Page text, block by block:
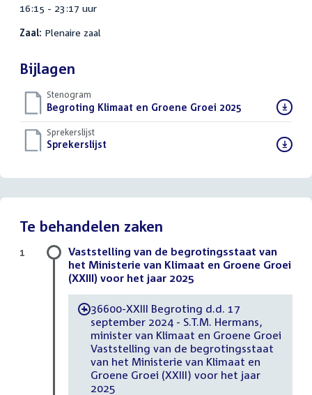
16:15 - 23:17 uur
Zaal: Plenaire zaal
Bijlagen
Stenogram
Download
bestand:
Begroting Klimaat en Groene Groei 2025
Sprekerslijst
Download
Sprekerslijst
Te behandelen zaken
Vaststelling van de begrotingsstaat van
het Ministerie van Klimaat en Groene Groei
(XXIII) voor het jaar 2025
-36600-XXIII Begroting d.d. 17
september 2024 - S.T.M. Hermans,
minister van Klimaat en Groene Groei
Vaststelling van de begrotingsstaat
van het Ministerie van Klimaat en
Groene Groei (XXIII) voor het jaar
2025
1